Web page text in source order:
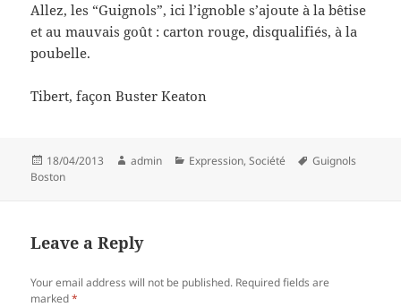
Allez, les “Guignols”, ici l’ignoble s’ajoute à la bêtise
et au mauvais goût : carton rouge, disqualifiés, à la
poubelle.
Tibert, façon Buster Keaton
Posted
on
18/04/2013 Author
admin Categories
Expression,Société Tags
Guignols
Boston
Leave a Reply
Your email address will not be published. Required fields are
marked*